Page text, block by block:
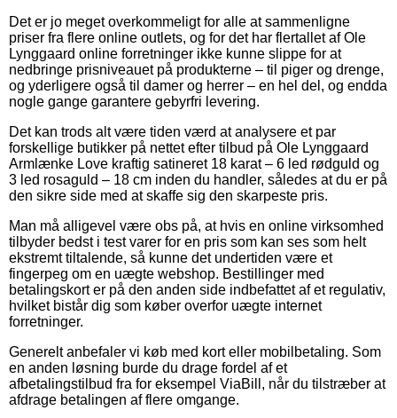
Det er jo meget overkommeligt for alle at sammenligne
priser fra flere online outlets, og for det har flertallet af Ole
Lynggaard online forretninger ikke kunne slippe for at
nedbringe prisniveauet på produkterne – til piger og drenge,
og yderligere også til damer og herrer – en hel del, og endda
nogle gange garantere gebyrfri levering.
Det kan trods alt være tiden værd at analysere et par
forskellige butikker på nettet efter tilbud på Ole Lynggaard
Armlænke Love kraftig satineret 18 karat – 6 led rødguld og
3 led rosaguld – 18 cm inden du handler, således at du er på
den sikre side med at skaffe sig den skarpeste pris.
Man må alligevel være obs på, at hvis en online virksomhed
tilbyder bedst i test varer for en pris som kan ses som helt
ekstremt tiltalende, så kunne det undertiden være et
fingerpeg om en uægte webshop. Bestillinger med
betalingskort er på den anden side indbefattet af et regulativ,
hvilket bistår dig som køber overfor uægte internet
forretninger.
Generelt anbefaler vi køb med kort eller mobilbetaling. Som
en anden løsning burde du drage fordel af et
afbetalingstilbud fra for eksempel ViaBill, når du tilstræber at
afdrage betalingen af flere omgange.